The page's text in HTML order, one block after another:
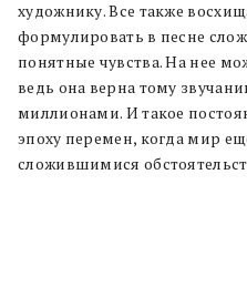
художнику. Все также
формулировать в песне
понятные чувства. На нее
ведь она верна тому
миллионами. И такое
эпоху перемен, когда мир
сложившимися